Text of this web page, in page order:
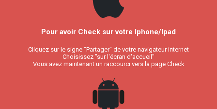
Pour avoir Check sur votre Iphone/Ipad
Cliquez sur le signe "Partager" de votre navigateur internet
Choisissez "sur l'écran d'accueil"
Vous avez maintenant un raccourci vers la page Check